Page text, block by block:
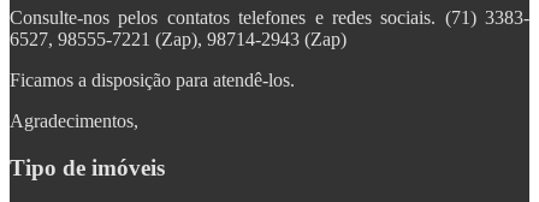
Consulte-nos pelos contatos telefones e redes sociais. (71) 3383-
6527, 98555-7221 (Zap), 98714-2943 (Zap)
Ficamos a disposição para atendê-los.
Agradecimentos,
Tipo de imóveis